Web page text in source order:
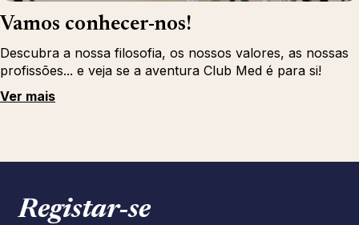
Vamos conhecer-nos!
Descubra a nossa filosofia, os nossos valores, as nossas
profissões... e veja se a aventura Club Med é para si!
Ver mais
Registar‑se